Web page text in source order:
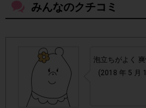
・店舗によって取扱いのない場
ださい。
・参加(申し込み)を回答前にして
上限に達しても、掲載期間内の
・他サイトのテンタメを含め、1
みんなのクチコミ
泡立ちがよく
(2018 年 5 月